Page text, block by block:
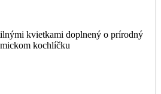
kvietkami doplnený o prírodný
kochlíčku